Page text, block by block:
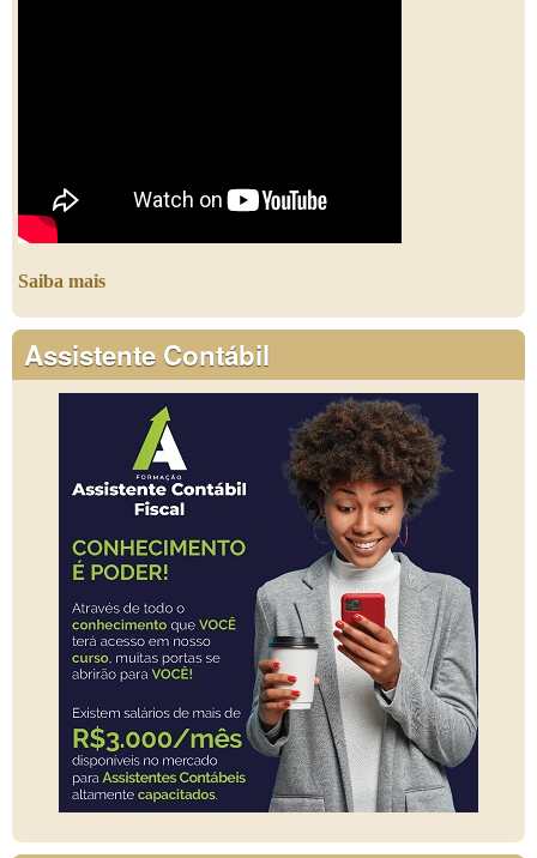
Saiba mais
Assistente Contábil